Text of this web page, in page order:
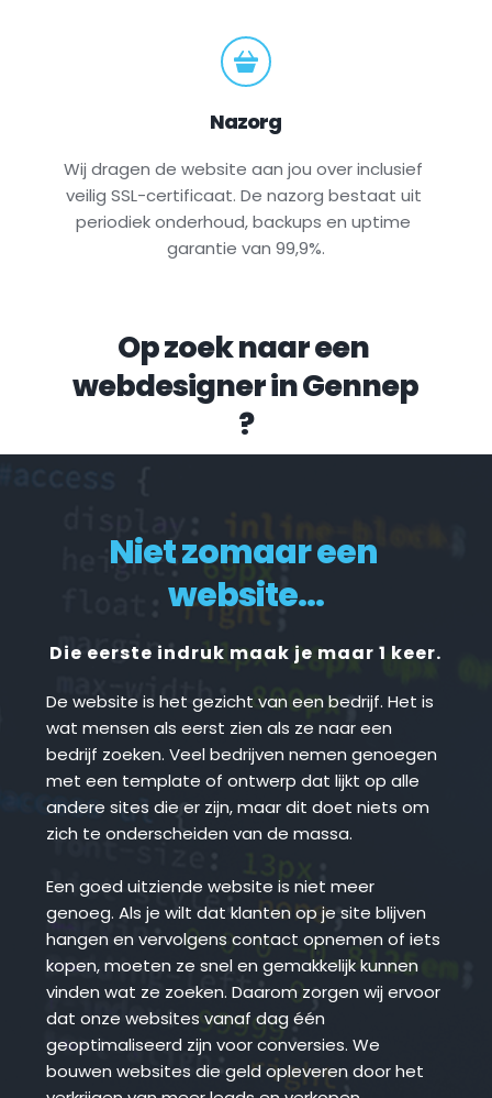
Nazorg
Wij dragen de website aan jou over inclusief
veilig SSL-certificaat. De nazorg bestaat uit
periodiek onderhoud, backups en uptime
garantie van 99,9%.
Op zoek naar een
webdesigner in Gennep
?
Niet zomaar een
website...
Die eerste indruk maak je maar 1 keer.
De website is het gezicht van een bedrijf. Het is
wat mensen als eerst zien als ze naar een
bedrijf zoeken. Veel bedrijven nemen genoegen
met een template of ontwerp dat lijkt op alle
andere sites die er zijn, maar dit doet niets om
zich te onderscheiden van de massa.
Een goed uitziende website is niet meer
genoeg. Als je wilt dat klanten op je site blijven
hangen en vervolgens contact opnemen of iets
kopen, moeten ze snel en gemakkelijk kunnen
vinden wat ze zoeken. Daarom zorgen wij ervoor
dat onze websites vanaf dag één
geoptimaliseerd zijn voor conversies. We
bouwen websites die geld opleveren door het